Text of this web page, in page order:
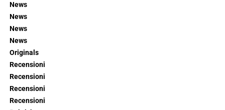
News
News
News
News
Originals
Recensioni
Recensioni
Recensioni
Recensioni